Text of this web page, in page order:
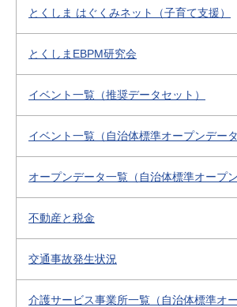
とくしま はぐくみネット（子育て支援）
とくしまEBPM研究会
イベント一覧（推奨データセット）
イベント一覧（自治体標準オープンデータ
オープンデータ一覧（自治体標準オープ
不動産と税金
交通事故発生状況
介護サービス事業所一覧（自治体標準オ